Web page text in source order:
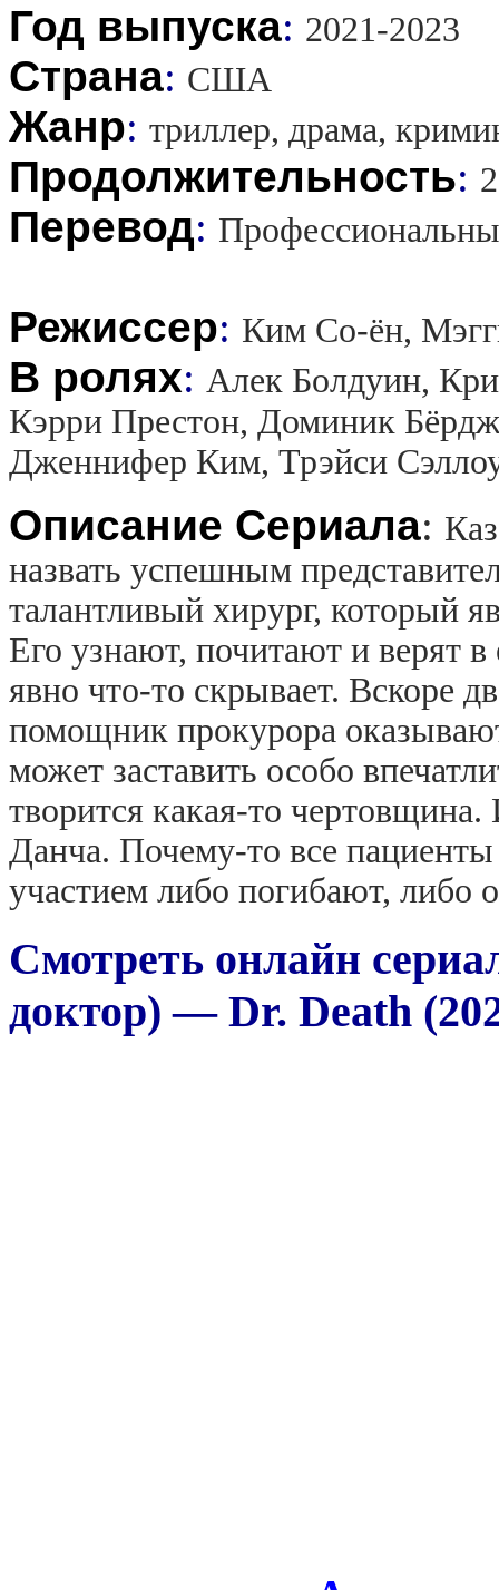
Год выпуска: 2021-2023
Страна: США
Жанр: триллер, драма,
Продолжительность:
Перевод:
Режиссер: Ким Со-ён,
В ролях: Алек Болдуин,
Кэрри Престон, Доминик
Дженнифер Ким, Трэйси
Описание Сериала:
назвать успешным
талантливый хирург, который
Его узнают, почитают и верят
явно что-то скрывает. Вскоре
помощник прокурора
может заставить особо
творится какая-то чертовщина.
Данча. Почему-то все пациенты
участием либо погибают, либо
Смотреть онлайн
доктор) — Dr. Death